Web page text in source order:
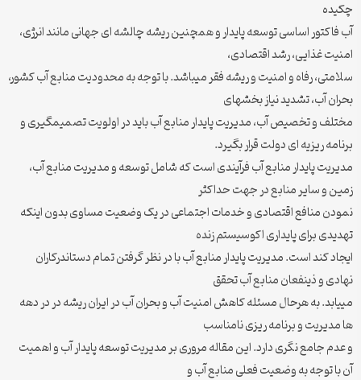
چکیده
آب فاکتور اساسی توسعه پایدار و همچنین ریشه چالشه ای جهانی مانند انرژی،
امنیت غذایی، رشد اقتصادی،
سلامتی، رفاه و امنیت و ریشه فقر میباشد. با توجه به محدودیت منابع آب کشور،
بحران آب، تشدید نیاز بخشهای
مختلف و تخصیص آب، مدیریت پایدار منابع آب باید در اولویت تصمیمگیری و
برنامه ریزیه ای دولت قرار بگیرد.
مدیریت پایدار منابع آب فرآیندی است که شامل توسعه و مدیریت منابع آب،
زمین و سایر منابع در جهت حداکثر
نمودن منافع اقتصادی و خدمات اجتماعی در یک وضعیت مساوی بدون اینکه
تهدیدی برای پایداری اکوسیستم زنده
ایجاد کند است. مدیریت پایدار منابع آب با در نظر گرفتن تمام دستاندرکاران
نهادی و ذینفعان منابع آب تحقق
مییابد. به هرحال مسئله کاهش امنیت آب و بحران آب در ایران ریشه در در دهه
ها مدیریت و برنامه ریزی نامناسب
و عدم جامع نگری دارد. این مقاله مروری بر مدیریت توسعه پایدار آب و اهمیت
آن با توجه به وضعیت فعلی منابع آب و